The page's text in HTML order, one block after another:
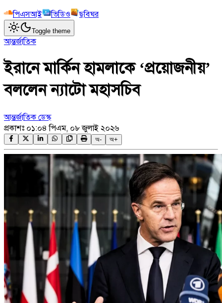
পিএসআই
ভিডিও ছবিঘর
Toggle theme
আন্তর্জাতিক
ইরানে মার্কিন হামলাকে ‘প্রয়োজনীয়’
বললেন ন্যাটো মহাসচিব
আন্তর্জাতিক ডেস্ক
প্রকাশঃ ০১:০৪ পিএম, ০৮ জুলাই ২০২৬
অ- অ+